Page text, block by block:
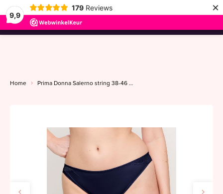
9,9
179 Reviews ×
menu
Home Prima Donna Salerno string 38-46 midnight blue